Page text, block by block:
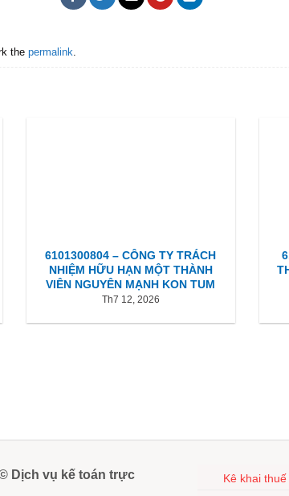
the permalink.
6101300804 – CÔNG TY TRÁCH
NHIỆM HỮU HẠN MỘT THÀNH
VIÊN NGUYÊN MẠNH KON TUM
Th7 12, 2026
Dịch vụ kế toán trực
Kê khai